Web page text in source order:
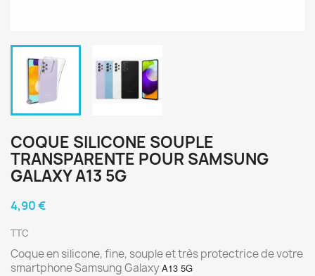
COQUE SILICONE SOUPLE
TRANSPARENTE POUR SAMSUNG
GALAXY A13 5G
4,90 €
TTC
Coque en silicone, fine, souple et très protectrice de votre
smartphone Samsung GalaxyA13 5G